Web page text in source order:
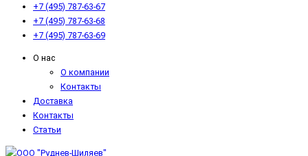
+7 (495) 787-63-67
+7 (495) 787-63-68
+7 (495) 787-63-69
О нас
О компании
Контакты
Доставка
Контакты
Статьи